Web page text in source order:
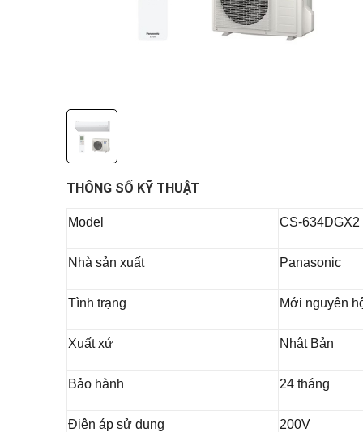
THÔNG SỐ KỸ THUẬT
Model CS-634DGX2
Nhà sản xuất Panasonic
Tình trạng Mới nguyên
Xuất xứ Nhật Bản
Bảo hành 24 tháng
Điện áp sử dụng 200V